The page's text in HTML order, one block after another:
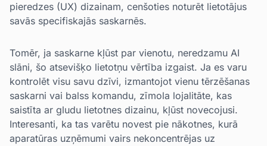
pieredzes (UX) dizainam, cenšoties noturēt lietotājus
savās specifiskajās saskarnēs.
Tomēr, ja saskarne kļūst par vienotu, neredzamu AI
slāni, šo atsevišķo lietotņu vērtība izgaist. Ja es varu
kontrolēt visu savu dzīvi, izmantojot vienu tērzēšanas
saskarni vai balss komandu, zīmola lojalitāte, kas
saistīta ar gludu lietotnes dizainu, kļūst novecojusi.
Interesanti, ka tas varētu novest pie nākotnes, kurā
aparatūras uzņēmumi vairs nekoncentrējas uz